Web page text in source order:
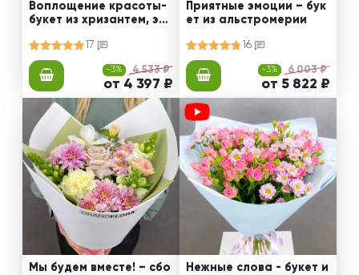
Воплощение красоты-
букет из хризантем, эус
17
-3% 4 533 ₽
от 4 397 ₽
Приятные эмоции – бук
ет из альстромерии
16
-3% 6 003 ₽
от 5 822 ₽
Мы будем вместе! – сбо
Нежные слова - букет и